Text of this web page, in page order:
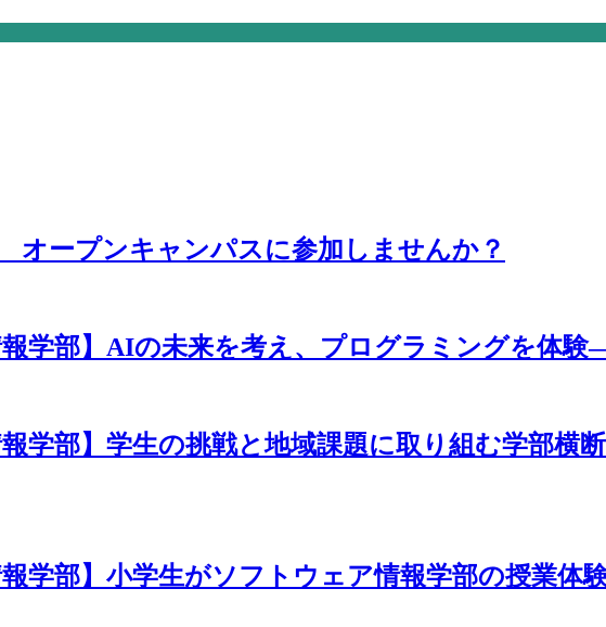
オープンキャンパスに参加しませんか？
報学部】AIの未来を考え、プログラミングを体
報学部】学生の挑戦と地域課題に取り組む学部
報学部】小学生がソフトウェア情報学部の授業体